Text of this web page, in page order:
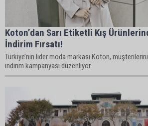
Koton’dan Sarı Etiketli Kış
İndirim Fırsatı!
Türkiye’nin lider moda markası Koton,
indirim kampanyası düzenliyor.